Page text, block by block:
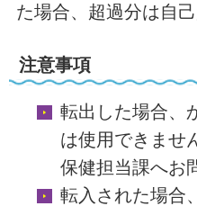
た場合、超過分は自
注意事項
転出した場合、
は使用できませ
保健担当課へお
転入された場合